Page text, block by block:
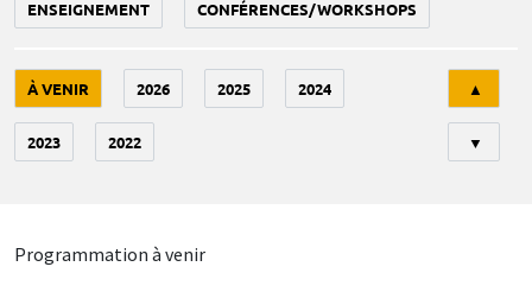
ENSEIGNEMENT CONFÉRENCES/WORKSHOPS
À VENIR 2026 2025 2024
2023 2022
▲
▼
Programmation à venir